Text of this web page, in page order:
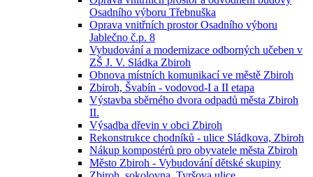
Osadního výboru Třebnuška
Oprava vnitřních prostor Osadního výboru
Jablečno č.p. 8
Vybudování a modernizace odborných učeben v
ZŠ J. V. Sládka Zbiroh
Obnova místních komunikací ve městě Zbiroh
Zbiroh, Švabín - vodovod-I a II etapa
Výstavba sběrného dvora odpadů města Zbiroh
II.
Výsadba dřevin v obci Zbiroh
Rekonstrukce chodníků - ulice Sládkova, Zbiroh
Nákup kompostérů pro obyvatele města Zbiroh
Město Zbiroh - Vybudování dětské skupiny